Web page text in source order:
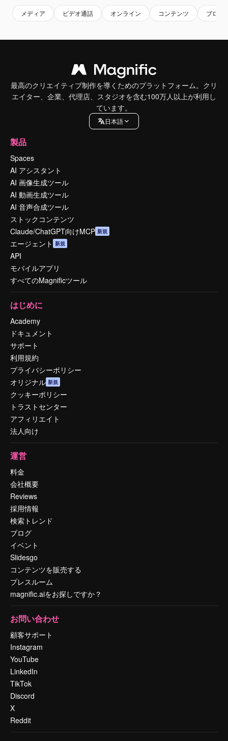
メディア ビデオ通話 オンライン コンテンツ ブログ
最高のクリエイティブ制作を導くためのプラットフォーム。クリ
エイター、企業、代理店、スタジオを含む100万人以上が利用し
ています。
日本語
製品
Spaces
AI アシスタント
AI 画像生成ツール
AI 動画生成ツール
AI 音声合成ツール
ストックコンテンツ
Claude/ChatGPT向けMCP 新規
エージェント 新規
API
モバイルアプリ
すべてのMagnificツール
はじめに
Academy
ドキュメント
サポート
利用規約
プライバシーポリシー
オリジナル 新規
クッキーポリシー
トラストセンター
アフィリエイト
法人向け
運営
料金
会社概要
Reviews
採用情報
検索トレンド
ブログ
イベント
Slidesgo
コンテンツを販売する
プレスルーム
magnific.aiをお探しですか？
お問い合わせ
顧客サポート
Instagram
YouTube
LinkedIn
TikTok
Discord
X
Reddit